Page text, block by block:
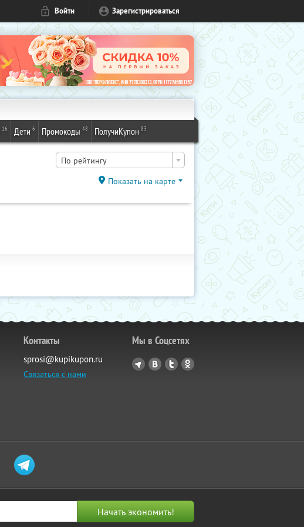
Войти Зарегистрироваться
16 Дети 6 Промокоды 48 ПолучиКупон 83
По рейтингу
Показать на карте
Контакты
sprosi@kupikupon.ru
Связаться с нами
Мы в Соцсетях